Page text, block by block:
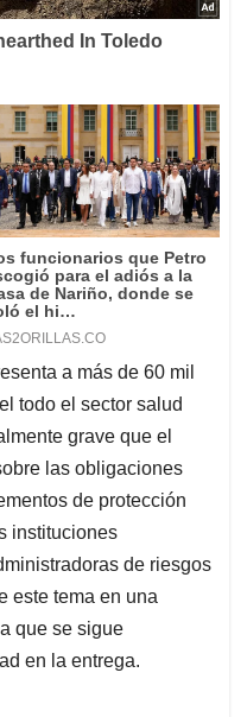
a más de 60 mil
todo el sector salud
grave que el
las obligaciones
de protección
instituciones
de riesgos
este tema en una
que se sigue
en la entrega.